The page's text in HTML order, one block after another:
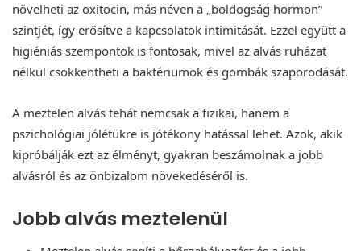
növelheti az oxitocin, más néven a „boldogság hormon”
szintjét, így erősítve a kapcsolatok intimitását. Ezzel együtt a
higiéniás szempontok is fontosak, mivel az alvás ruházat
nélkül csökkentheti a baktériumok és gombák szaporodását.
A meztelen alvás tehát nemcsak a fizikai, hanem a
pszichológiai jólétükre is jótékony hatással lehet. Azok, akik
kipróbálják ezt az élményt, gyakran beszámolnak a jobb
alvásról és az önbizalom növekedéséről is.
Jobb alvás meztelenül